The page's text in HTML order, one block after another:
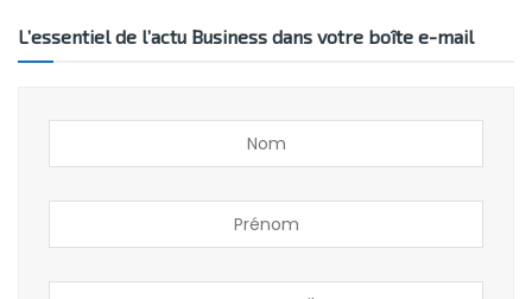
L’essentiel de l’actu Business dans votre boîte e-mail